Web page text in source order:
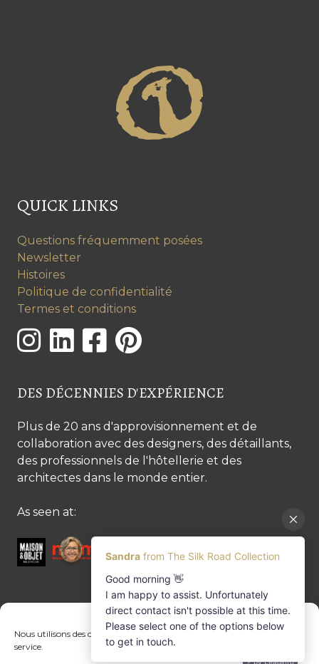
Nous utilisons des cookies pour optimiser notre site web et notre
service.
QUICK LINKS
Questions fréquemment posées
Newsletter
Histoires
Politique de confidentialité
Termes et conditions
DES DÉCENNIES D'EXPÉRIENCE
Plus de 20 ans d'approvisionnement et de
collaboration avec des designers, des détaillants,
des professionnels de l'hôtellerie et des
architectes dans le monde entier.
As seen at:
CONTACTEZ-NOUS